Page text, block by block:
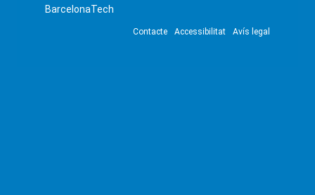
BarcelonaTech
Contacte Accessibilitat Avís legal